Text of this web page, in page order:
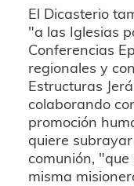
El Dicasterio
"a las Iglesias
Conferencias
regionales y
Estructuras
colaborando
promoción
quiere
comunión,
misma